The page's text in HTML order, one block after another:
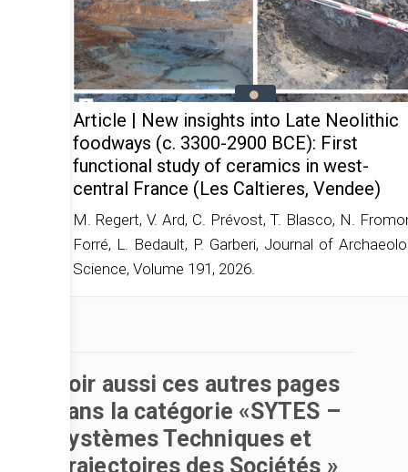
Article | New insights into Late Neolithic
foodways (c. 3300-2900 BCE): First
functional study of ceramics in west-
central France (Les Caltieres, Vendee)
M. Regert, V. Ard, C. Prévost, T. Blasco, N.
Forré, L. Bedault, P. Garberi, Journal of
Science, Volume 191, 2026.
Voir aussi ces autres pages
dans la catégorie «SYTES –
Systèmes Techniques et
Trajectoires des Sociétés »